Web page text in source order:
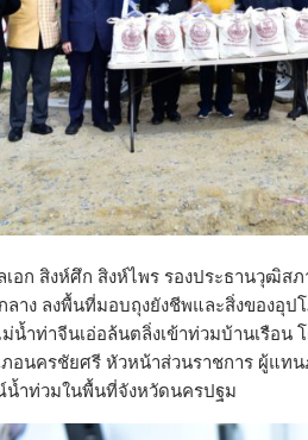
อก สิงห์ศึก สิงห์ไพร รองประธานวุฒิ
าง ลงพื้นที่มอบถุงยังชีพและสิ่งของอุ
ำท่าจีนเอ่อล้นตลิ่งเข้าท่วมบ้านเรือน
อนครชัยศรี หัวหน้าส่วนราชการ ผู้แท
ำท่วมในพื้นที่จังหวัดนครปฐม